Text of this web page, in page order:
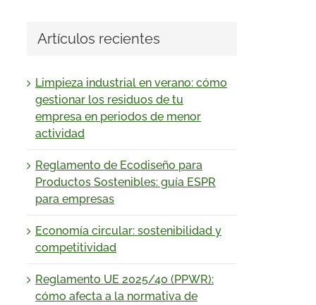
Artículos recientes
Limpieza industrial en verano: cómo
gestionar los residuos de tu
empresa en periodos de menor
actividad
Reglamento de Ecodiseño para
Productos Sostenibles: guía ESPR
para empresas
Economía circular: sostenibilidad y
competitividad
Reglamento UE 2025/40 (PPWR):
cómo afecta a la normativa de